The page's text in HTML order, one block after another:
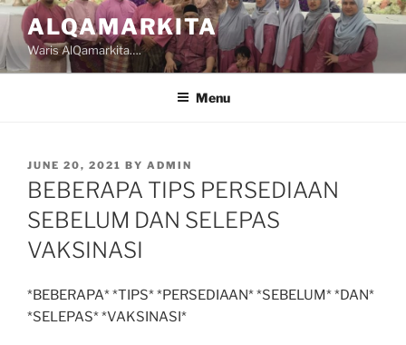
Skip
to
content
ALQAMARKITA
Waris AlQamarkita….
Menu
POSTED
ON
JUNE 20, 2021 BY ADMIN
BEBERAPA TIPS PERSEDIAAN
SEBELUM DAN SELEPAS
VAKSINASI
*BEBERAPA* *TIPS* *PERSEDIAAN* *SEBELUM* *DAN*
*SELEPAS* *VAKSINASI*